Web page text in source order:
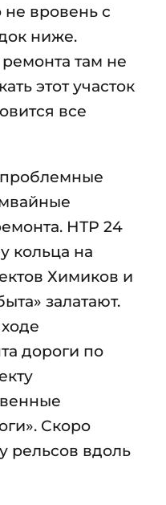
не вровень с
ниже.
там не
этот участок
все
проблемные
НТР 24
кольца на
Химиков и
залатают.
дороги по
Скоро
рельсов вдоль